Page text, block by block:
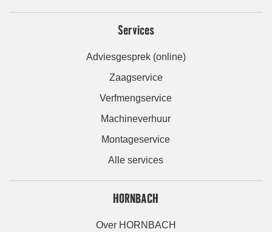
Services
Adviesgesprek (online)
Zaagservice
Verfmengservice
Machineverhuur
Montageservice
Alle services
HORNBACH
Over HORNBACH